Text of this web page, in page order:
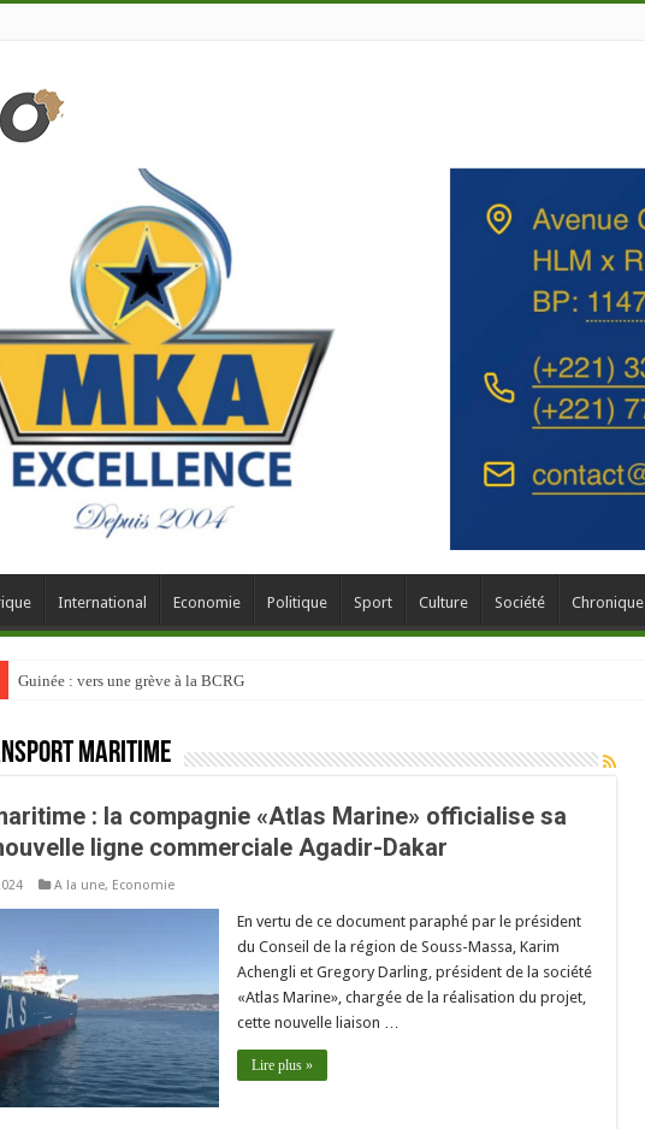
International Economie Politique Sport Culture Société Chronique
Guinée : vers une grève à la BCRG
maritime
: la compagnie «Atlas Marine» officialise sa
ligne commerciale Agadir-Dakar
A la une, Economie
En vertu de ce document paraphé par le président
du Conseil de la région de Souss-Massa, Karim
Achengli et Gregory Darling, président de la société
«Atlas Marine», chargée de la réalisation du projet,
cette nouvelle liaison …
Lire plus »